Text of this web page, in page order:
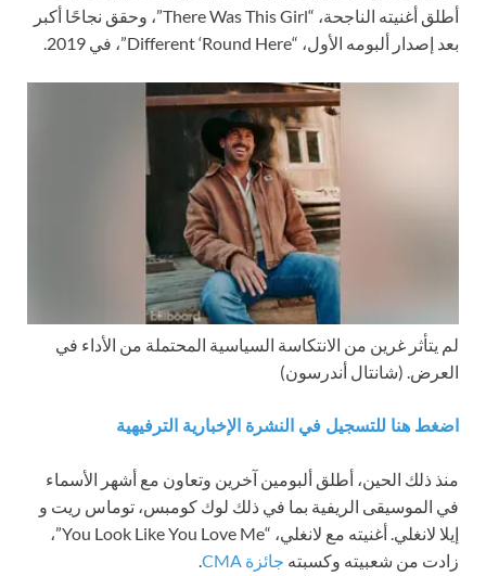
أطلق أغنيته الناجحة، “There Was This Girl”، وحقق نجاحًا أكبر
بعد إصدار ألبومه الأول، “Different ‘Round Here”، في 2019.
لم يتأثر غرين من الانتكاسة السياسية المحتملة من الأداء في
العرض. (شانتال أندرسون)
اضغط هنا للتسجيل في النشرة الإخبارية الترفيهية
منذ ذلك الحين، أطلق ألبومين آخرين وتعاون مع أشهر الأسماء
في الموسيقى الريفية بما في ذلك لوك كومبس، توماس ريت و
إيلا لانغلي. أغنيته مع لانغلي، “You Look Like You Love Me”،
زادت من شعبيته وكسبته جائزة CMA